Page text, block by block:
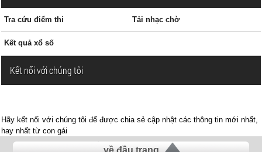
Tra cứu điểm thi Tải nhạc chờ
Kết quả xổ số
Kết nối với chúng tôi
Hãy kết nối với chúng tôi để được chia sẻ cập nhật các thông tin mới nhất,
hay nhất từ con gái
về đầu trang